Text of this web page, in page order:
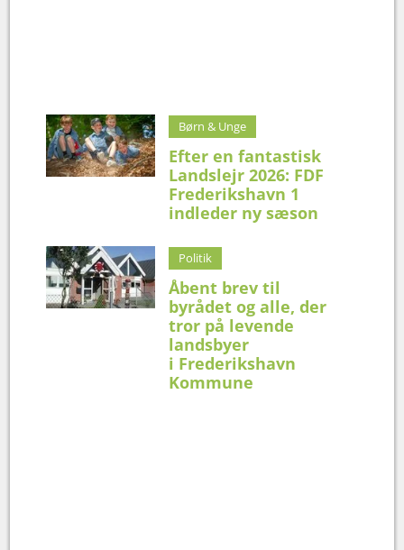
Børn & Unge
Efter en fantastisk
Landslejr 2026: FDF
Frederikshavn 1
indleder ny sæson
Politik
Åbent brev til
byrådet og alle, der
tror på levende
landsbyer
i Frederikshavn
Kommune